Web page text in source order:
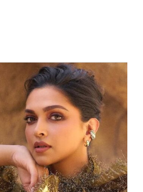
2025)के महाअष्टमी का
दिनभर चलता है. अष्टमी
Article